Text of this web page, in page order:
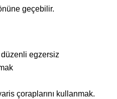
geçebilir.
egzersiz
çoraplarını kullanmak.